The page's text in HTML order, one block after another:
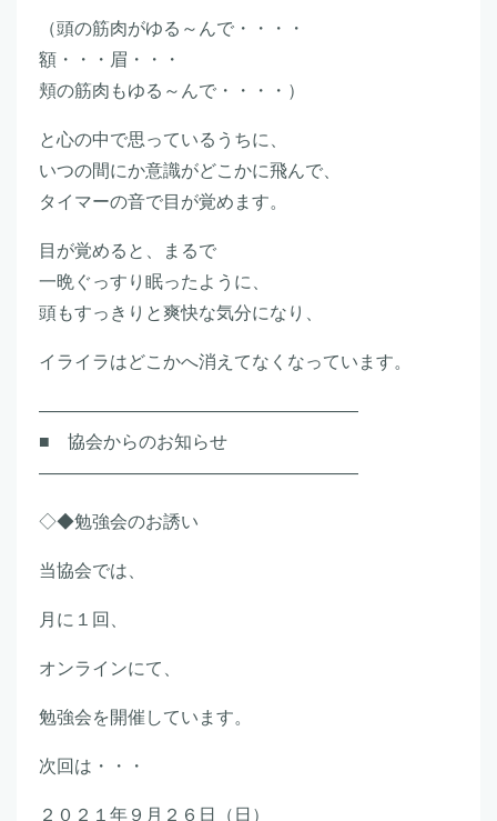
（頭の筋肉がゆる～んで・・・・
額・・・眉・・・
頬の筋肉もゆる～んで・・・・）
と心の中で思っているうちに、
いつの間にか意識がどこかに飛んで、
タイマーの音で目が覚めます。
目が覚めると、まるで
一晩ぐっすり眠ったように、
頭もすっきりと爽快な気分になり、
イライラはどこかへ消えてなくなっています。
――――――――――――――――――
■ 協会からのお知らせ
――――――――――――――――――
◇◆勉強会のお誘い
当協会では、
月に１回、
オンラインにて、
勉強会を開催しています。
次回は・・・
２０２１年９月２６日（日）